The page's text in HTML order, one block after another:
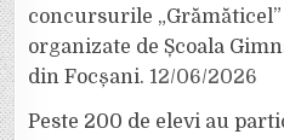
concursurile „Grămăticel”
organizate de Școala
din Focșani. 12/06/2026
Peste 200 de elevi au